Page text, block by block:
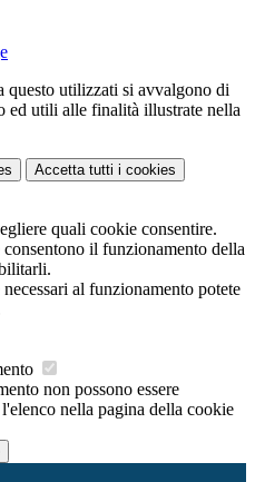
questo utilizzati si avvalgono di
ed utili alle finalità illustrate nella
Accetta tutti i cookies
quali cookie consentire.
il funzionamento della
al funzionamento potete
non possono essere
nella pagina della cookie